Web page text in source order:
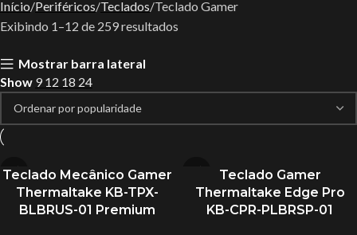
Início Periféricos Teclados Teclado Gamer
Exibindo 1–12 de 259 resultados
Mostrar barra lateral
Show 9 12 18 24
Teclado Mecânico Gamer
Thermaltake KB-TPX-
BLBRUS-01 Premium
Teclado Gamer
Thermaltake Edge Pro
KB-CPR-PLBRSP-01